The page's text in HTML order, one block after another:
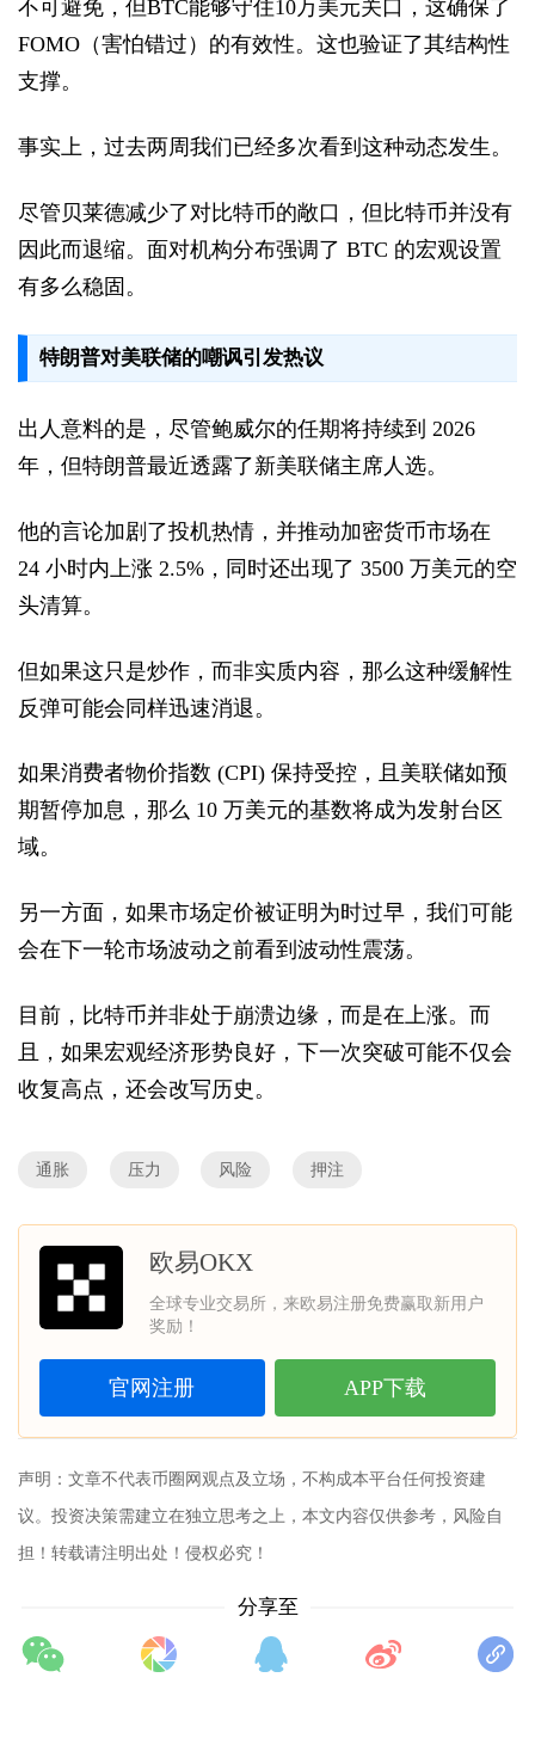
不可避免，但BTC能够守住10万美元关口，这确保了
FOMO（害怕错过）的有效性。这也验证了其结构性
支撑。
事实上，过去两周我们已经多次看到这种动态发生。
尽管贝莱德减少了对比特币的敞口，但比特币并没有
因此而退缩。面对机构分布强调了 BTC 的宏观设置
有多么稳固。
特朗普对美联储的嘲讽引发热议
出人意料的是，尽管鲍威尔的任期将持续到 2026
年，但特朗普最近透露了新美联储主席人选。
他的言论加剧了投机热情，并推动加密货币市场在
24 小时内上涨 2.5%，同时还出现了 3500 万美元的空
头清算。
但如果这只是炒作，而非实质内容，那么这种缓解性
反弹可能会同样迅速消退。
如果消费者物价指数 (CPI) 保持受控，且美联储如预
期暂停加息，那么 10 万美元的基数将成为发射台区
域。
另一方面，如果市场定价被证明为时过早，我们可能
会在下一轮市场波动之前看到波动性震荡。
目前，比特币并非处于崩溃边缘，而是在上涨。而
且，如果宏观经济形势良好，下一次突破可能不仅会
收复高点，还会改写历史。
通胀 压力 风险 押注
欧易OKX
全球专业交易所，来欧易注册免费赢取新用户
奖励！
官网注册 APP下载
声明：文章不代表币圈网观点及立场，不构成本平台任何投资建
议。投资决策需建立在独立思考之上，本文内容仅供参考，风险自
担！转载请注明出处！侵权必究！
分享至